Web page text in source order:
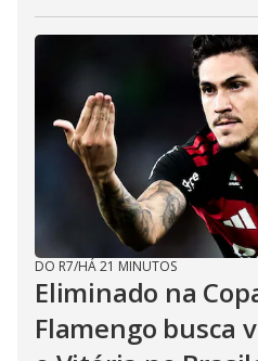
DO R7/HÁ 21 MINUTOS
Eliminado na
Flamengo busca